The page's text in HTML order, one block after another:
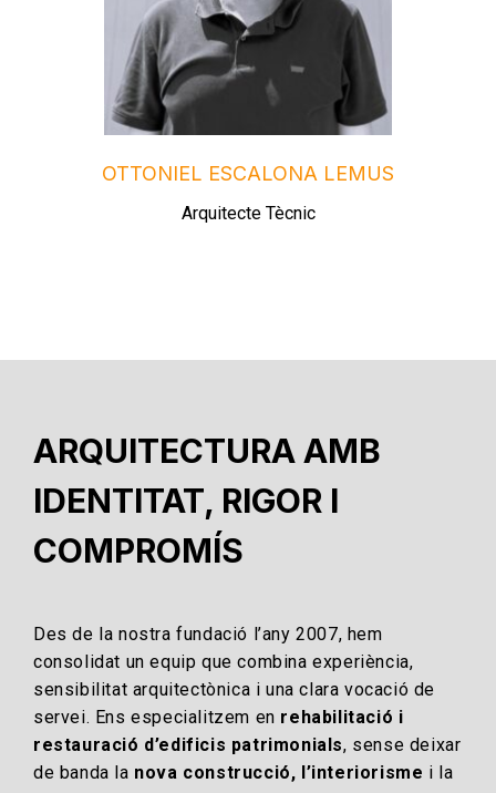
OTTONIEL ESCALONA LEMUS
Arquitecte Tècnic
ARQUITECTURA AMB
IDENTITAT, RIGOR I
COMPROMÍS
Des de la nostra fundació l’any 2007, hem
consolidat un equip que combina experiència,
sensibilitat arquitectònica i una clara vocació de
servei. Ens especialitzem en rehabilitació i
restauració d’edificis patrimonials, sense deixar
de banda la nova construcció, l’interiorisme i la